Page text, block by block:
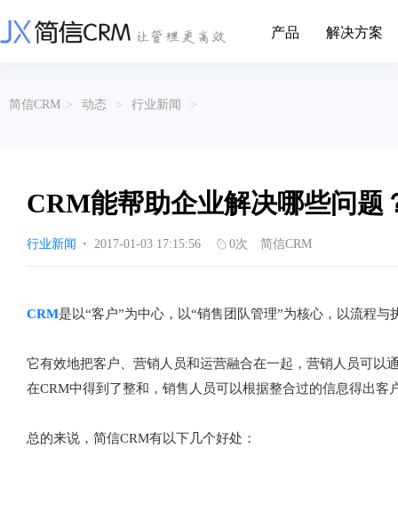
产品
营销云
从营销获客到商机转化的全流程管理
渠道云
融合分公司、经销商、总部伙伴管理
涵盖多种售前/后服务元素功能和接入
涵盖多种售前/后服务元素功能和接入
解决方案
挖现有客户价值以及开发更多新...
的现代化管理
传媒企业自身由于数字化传媒的发
展，对其内部控制建设和完善也是...
进装修行业往
互联网等相关信息技术的发展是支撑
通过数字化方
帮助文档
以CRM产品为基础的功能点
关于简信
简信CRM > 动态 > 行业新闻 >
CRM能帮助企业解决哪些问题
行业新闻 · 2017-01-03 17:15:56 0次 简信CRM
CRM是以“客户”为中心，以“销售团队管理”为核心，以流程
它有效地把客户、营销人员和运营融合在一起，营销人员可以
在CRM中得到了整和，销售人员可以根据整合过的信息得出客
总的来说，简信CRM有以下几个好处：